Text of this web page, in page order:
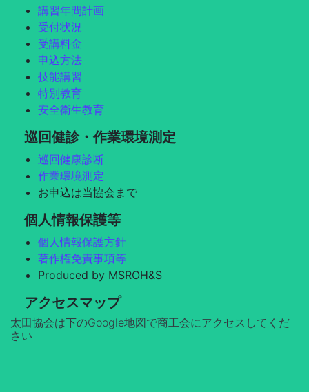
講習年間計画
受付状況
受講料金
申込方法
技能講習
特別教育
安全衛生教育
巡回健診・作業環境測定
巡回健康診断
作業環境測定
お申込は当協会まで
個人情報保護等
個人情報保護方針
著作権免責事項等
Produced by MSROH&S
アクセスマップ
太田協会は下のGoogle地図で商工会にアクセスしてくだ
さい